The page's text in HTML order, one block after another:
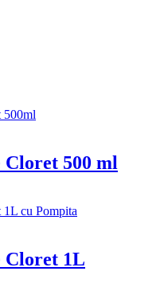
Cloret 500 ml
Cloret 1L